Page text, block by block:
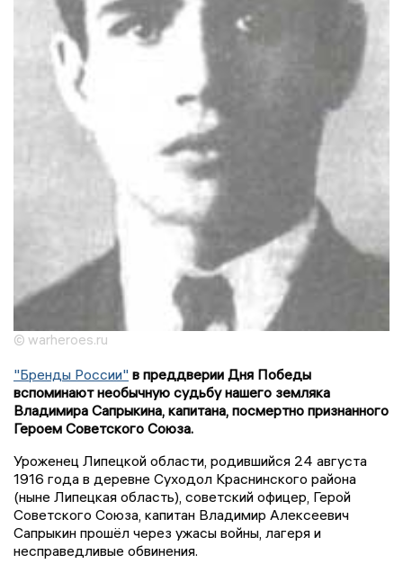
© warheroes.ru
"Бренды России" в преддверии Дня Победы
вспоминают необычную судьбу нашего земляка
Владимира Сапрыкина, капитана, посмертно признанного
Героем Советского Союза.
Уроженец Липецкой области, родившийся 24 августа
1916 года в деревне Суходол Краснинского района
(ныне Липецкая область), советский офицер, Герой
Советского Союза, капитан Владимир Алексеевич
Сапрыкин прошёл через ужасы войны, лагеря и
несправедливые обвинения.